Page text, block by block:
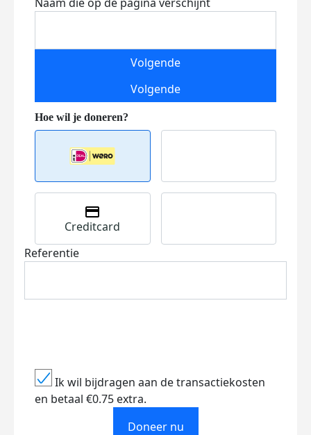
Volgende
Volgende
Creditcard
Referentie
Ik wil bijdragen aan de transactiekosten
en betaal €0.75 extra.
Doneer nu